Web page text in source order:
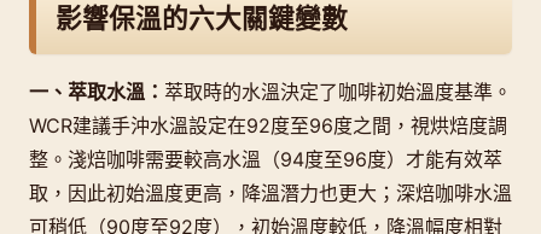
影響保溫的六大關鍵變數
一、萃取水溫： 萃取時的水溫決定了咖啡初始溫度基準。
WCR建議手沖水溫設定在92度至96度之間，視烘焙度調
整。淺焙咖啡需要較高水溫（94度至96度）才能有效萃
取，因此初始溫度更高，降溫潛力也更大；深焙咖啡水溫
可稍低（90度至92度），初始溫度較低，降溫幅度相對